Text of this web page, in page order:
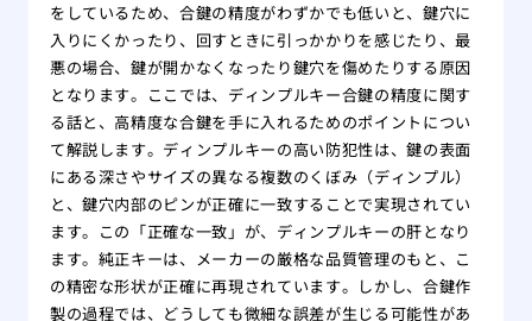
をしているため、合鍵の精度がわずかでも低いと、鍵穴に
入りにくかったり、回すときに引っかかりを感じたり、最
悪の場合、鍵が開かなくなったり鍵穴を傷めたりする原因
となります。ここでは、ディンプルキー合鍵の精度に関す
る話と、高精度な合鍵を手に入れるためのポイントについ
て解説します。ディンプルキーの高い防犯性は、鍵の表面
にある深さやサイズの異なる複数のくぼみ（ディンプル）
と、鍵穴内部のピンが正確に一致することで実現されてい
ます。この「正確な一致」が、ディンプルキーの肝となり
ます。純正キーは、メーカーの厳格な品質管理のもと、こ
の精密な形状が正確に再現されています。しかし、合鍵作
製の過程では、どうしても微細な誤差が生じる可能性があ